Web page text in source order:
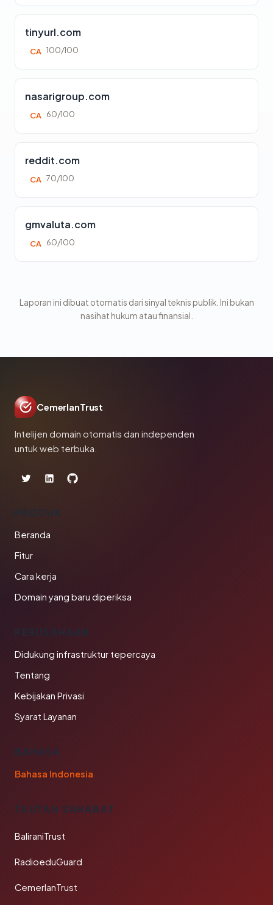
tinyurl.com
CA 100/100
nasarigroup.com
CA 60/100
reddit.com
CA 70/100
gmvaluta.com
CA 60/100
Laporan ini dibuat otomatis dari sinyal teknis publik. Ini bukan
nasihat hukum atau finansial.
CemerlanTrust
Intelijen domain otomatis dan independen
untuk web terbuka.
PRODUK
Beranda
Fitur
Cara kerja
Domain yang baru diperiksa
PERUSAHAAN
Didukung infrastruktur tepercaya
Tentang
Kebijakan Privasi
Syarat Layanan
BAHASA
Bahasa Indonesia
TAUTAN SAHABAT
BaliraniTrust
RadioeduGuard
CemerlanTrust